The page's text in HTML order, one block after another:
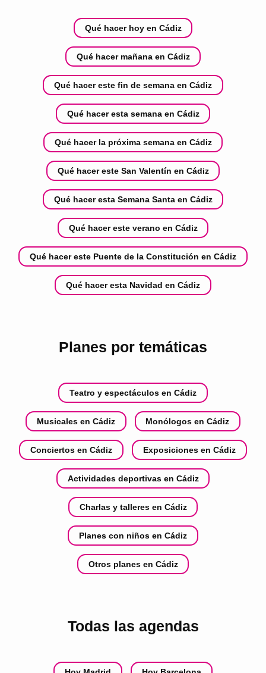
Qué hacer hoy en Cádiz
Qué hacer mañana en Cádiz
Qué hacer este fin de semana en Cádiz
Qué hacer esta semana en Cádiz
Qué hacer la próxima semana en Cádiz
Qué hacer este San Valentín en Cádiz
Qué hacer esta Semana Santa en Cádiz
Qué hacer este verano en Cádiz
Qué hacer este Puente de la Constitución en Cádiz
Qué hacer esta Navidad en Cádiz
Planes por temáticas
Teatro y espectáculos en Cádiz
Musicales en Cádiz Monólogos en Cádiz
Conciertos en Cádiz Exposiciones en Cádiz
Actividades deportivas en Cádiz
Charlas y talleres en Cádiz
Planes con niños en Cádiz
Otros planes en Cádiz
Todas las agendas